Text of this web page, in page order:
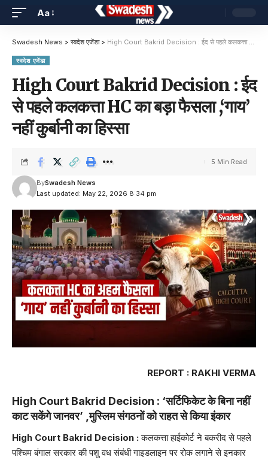
Aa
Swadesh News > स्वदेश एजेंडा> High Court Bakrid Decision : ईद से पहले कलकत्ता HC का बड़ा फैसला ,‘गाय’ नहीं कुर्बानी का हिस्सा
स्वदेश एजेंडा
High Court Bakrid Decision : ईद
से पहले कलकत्ता HC का बड़ा फैसला ,‘गाय’
नहीं कुर्बानी का हिस्सा
Last updated: May 22, 2026 8:34 pm
BySwadesh News
5 Min Read
REPORT : RAKHI VERMA
High Court Bakrid Decision : ‘सर्टिफिकेट के बिना नहीं
काट सकेंगे जानवर’ ,मुस्लिम संगठनों को राहत से किया इंकार
High Court Bakrid Decision :कलकत्ता हाईकोर्ट ने बकरीद से पहले
पश्चिम बंगाल सरकार की पशु वध संबंधी गाइडलाइन पर रोक लगाने से इनकार